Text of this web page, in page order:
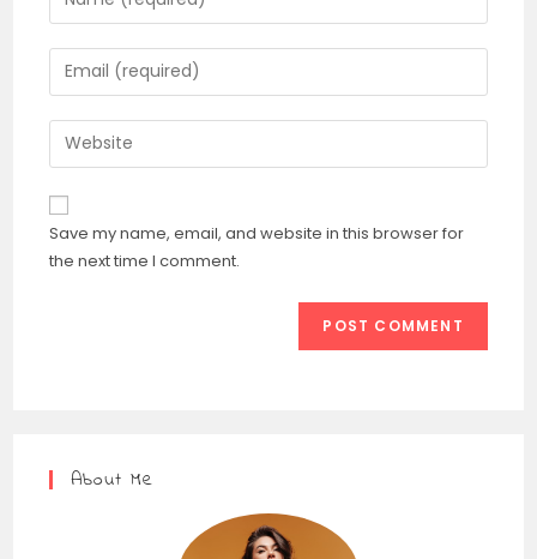
Save my name, email, and website in this browser for
the next time I comment.
About Me